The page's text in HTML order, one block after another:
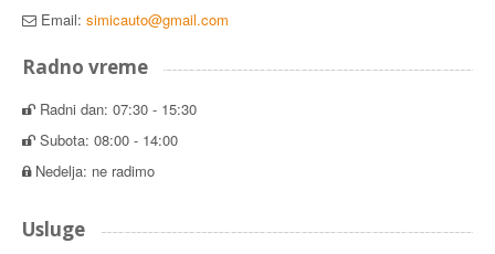
Email: simicauto@gmail.com
Radno vreme
Radni dan: 07:30 - 15:30
Subota: 08:00 - 14:00
Nedelja: ne radimo
Usluge